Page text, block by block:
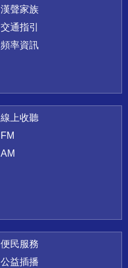
漢聲家族
交通指引
頻率資訊
線上收聽
FM
AM
便民服務
公益插播